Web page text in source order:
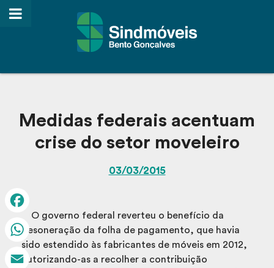
Medidas federais acentuam
crise do setor moveleiro
03/03/2015
O governo federal reverteu o benefício da
desoneração da folha de pagamento, que havia
sido estendido às fabricantes de móveis em 2012,
autorizando-as a recolher a contribuição
Facebook